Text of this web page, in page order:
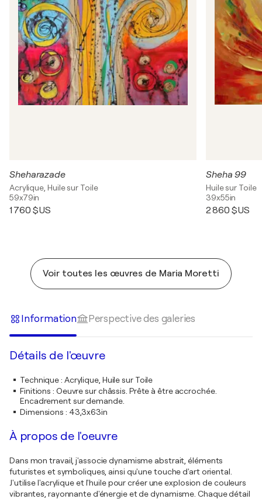
Sheharazade
Acrylique, Huile sur Toile
59x79in
1 760 $US
Sheha 99
Huile sur Toile
39x55in
2 860 $US
Voir toutes les œuvres de Maria Moretti
Information Perspective des galeries
Détails de l'œuvre
Technique: Acrylique, Huile sur Toile
Finitions : Oeuvre sur châssis. Prête à être accrochée.
Encadrement sur demande.
Dimensions : 43,3x63in
À propos de l'oeuvre
Dans mon travail, j'associe dynamisme abstrait, éléments
futuristes et symboliques, ainsi qu'une touche d'art oriental.
J'utilise l'acrylique et l'huile pour créer une explosion de couleurs
vibrantes, rayonnante d'énergie et de dynamisme. Chaque détail